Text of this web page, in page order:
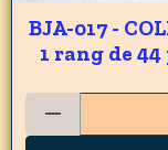
BJA-017 -
1 rang de
du